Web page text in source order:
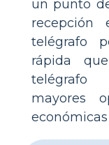
un punto
recepción
telégrafo
rápida
telégrafo
mayores